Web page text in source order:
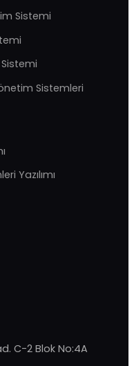
Sistemi
Sistemleri
Yazılımı
C-2 Blok No:4A